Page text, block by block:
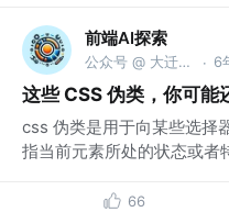
前端AI探索
公众号 @ 大迁世界 · 6
这些 CSS 伪类，你可能
css 伪类是用于向某些选择
指当前元素所处的状态或者
66